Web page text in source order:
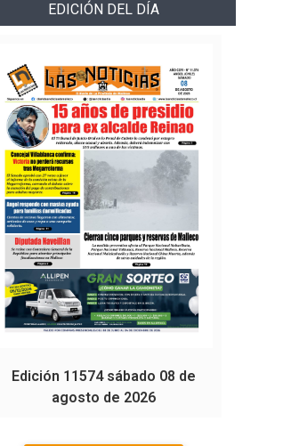
EDICIÓN DEL DÍA
Edición 11574 sábado 08 de
agosto de 2026